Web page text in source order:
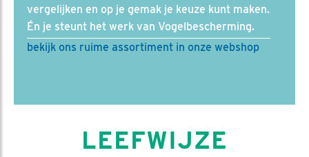
vergelijken en op je gemak je keuze kunt maken.
Én je steunt het werk van Vogelbescherming.
bekijk ons ruime assortiment in onze webshop
LEEFWIJZE